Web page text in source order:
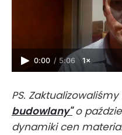
0:00 / 5:06 1×
PS.
budowlany"o
dynamiki cen